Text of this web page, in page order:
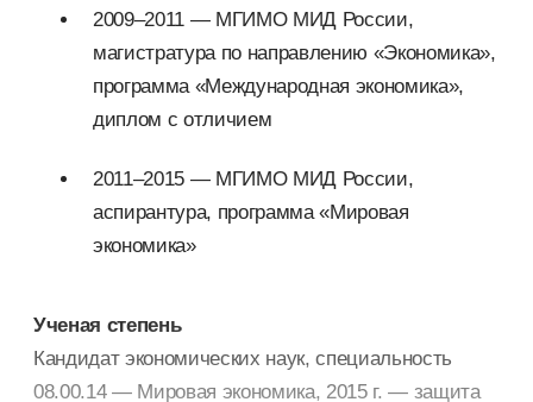
2009–2011 — МГИМО МИД России,
магистратура по направлению «Экономика»,
программа «Международная экономика»,
диплом с отличием
2011–2015 — МГИМО МИД России,
аспирантура, программа «Мировая
экономика»
Ученая степень
Кандидат экономических наук, специальность
08.00.14 — Мировая экономика, 2015 г. — защита